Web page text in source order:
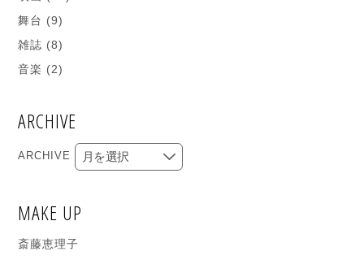
舞台 (9)
雑誌 (8)
音楽 (2)
ARCHIVE
ARCHIVE
MAKE UP
斎藤恵理子